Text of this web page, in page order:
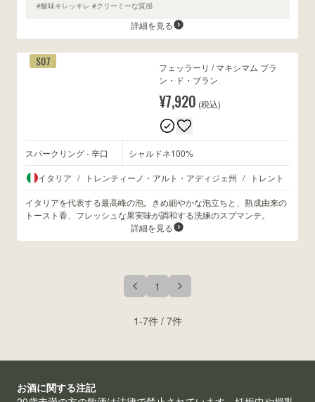
#酸味キレッキレ #クリーミーな質感
詳細を見る
S07
フェッラーリ / マキシマム ブラ
ン・ド・ブラン
¥7,920 (税込)
スパークリング - 辛口 シャルドネ100%
イタリア / トレンティーノ・アルト・アディジェ州 / トレント
イタリアを代表する最高峰の泡。きめ細やかな泡立ちと、熟成由来の
トースト香、フレッシュな果実味が調和する洗練のスプマンテ。
詳細を見る
1
1-7件 / 7件
お酒に関する注記